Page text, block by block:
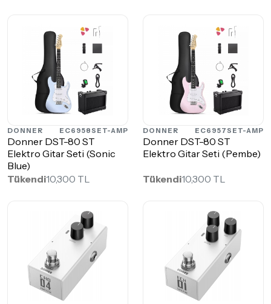
DONNER EC6958SET-AMP
Donner DST-80 ST
Elektro Gitar Seti (Sonic
Blue)
Tükendi10,300 TL
DONNER EC6957SET-AMP
Donner DST-80 ST
Elektro Gitar Seti (Pembe)
Tükendi10,300 TL